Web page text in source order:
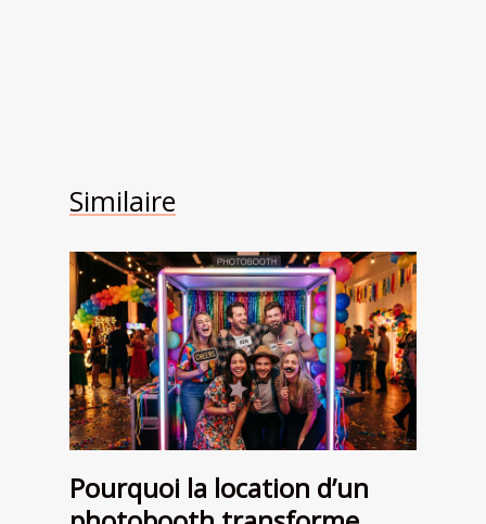
Similaire
Pourquoi la location d’un